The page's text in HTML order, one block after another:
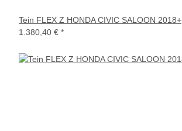
Tein FLEX Z HONDA CIVIC SALOON 2018+
1.380,40 € *